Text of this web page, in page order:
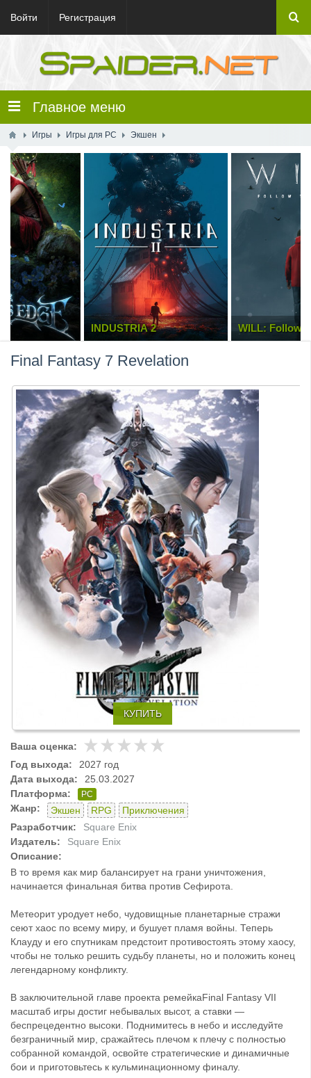
Войти Регистрация
Главное меню
Игры Игры для PC Экшен
INDUSTRIA 2 WILL: Follow
Final Fantasy 7 Revelation
КУПИТЬ
Ваша оценка:
Год выхода:
2027 год
Дата выхода:
25.03.2027
Платформа:
PC
Жанр: Экшен RPG
Приключения
Разработчик:
Square Enix
Издатель:
Square Enix
Описание:
В то время как мир балансирует на грани уничтожения,
начинается финальная битва против Сефирота.
Метеорит уродует небо, чудовищные планетарные стражи
сеют хаос по всему миру, и бушует пламя войны. Теперь
Клауду и его спутникам предстоит противостоять этому хаосу,
чтобы не только решить судьбу планеты, но и положить конец
легендарному конфликту.
В заключительной главе проекта ремейкаFinal Fantasy VII
масштаб игры достиг небывалых высот, а ставки —
беспрецедентно высоки. Поднимитесь в небо и исследуйте
безграничный мир, сражайтесь плечом к плечу с полностью
собранной командой, освойте стратегические и динамичные
бои и приготовьтесь к кульминационному финалу.